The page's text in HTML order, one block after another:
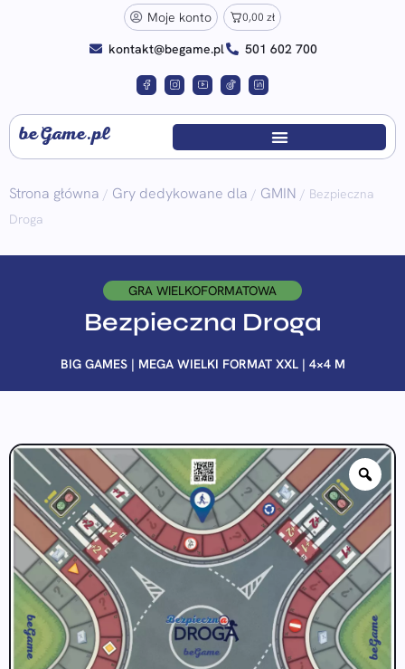
Moje konto 0,00 zł
kontakt@begame.pl 501 602 700
beGame.pl
Strona główna / Gry dedykowane dla / GMIN / Bezpieczna
Droga
GRA WIELKOFORMATOWA
Bezpieczna Droga
BIG GAMES | MEGA WIELKI FORMAT XXL | 4×4 M